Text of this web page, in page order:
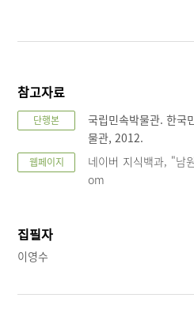
참고자료
단행본
국립민속박물관. 한국
물관, 2012.
웹페이지
네이버 지식백과, "
om
집필자
이영수